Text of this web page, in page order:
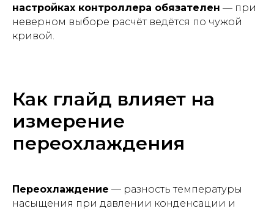
настройках контроллера обязателен — при
неверном выборе расчёт ведётся по чужой
кривой.
Как глайд влияет на
измерение
переохлаждения
Переохлаждение — разность температуры
насыщения при давлении конденсации и